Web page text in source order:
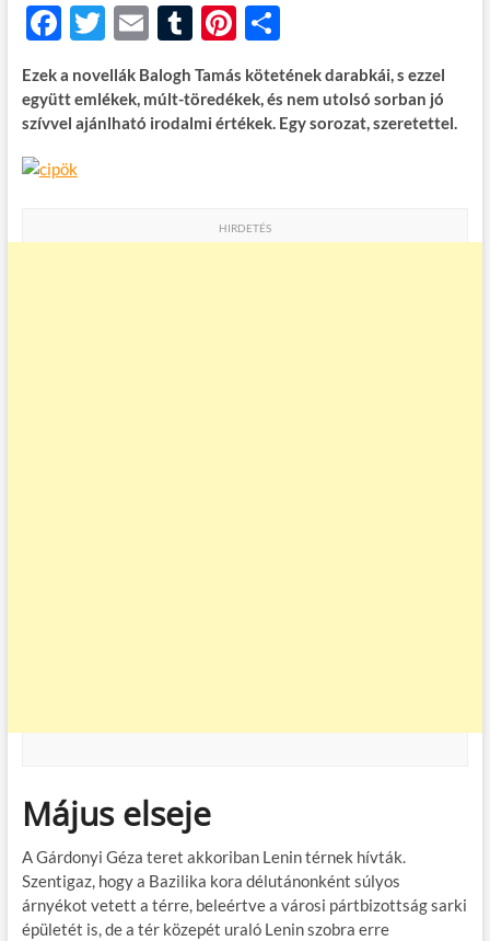
F
e
b
o
k
T
w
itt
er
E
m
ail
T
u
m
bl
Pi
nt
er
es
O
ss
za
m
Ezek a novellák Balogh Tamás kötetének darabkái, s ezzel
együtt emlékek, múlt-töredékek, és nem utolsó sorban jó
szívvel ajánlható irodalmi értékek. Egy sorozat, szeretettel.
HIRDETÉS
Május elseje
A Gárdonyi Géza teret akkoriban Lenin térnek hívták.
Szentigaz, hogy a Bazilika kora délutánonként súlyos
árnyékot vetett a térre, beleértve a városi pártbizottság sarki
épületét is, de a tér közepét uraló Lenin szobra erre